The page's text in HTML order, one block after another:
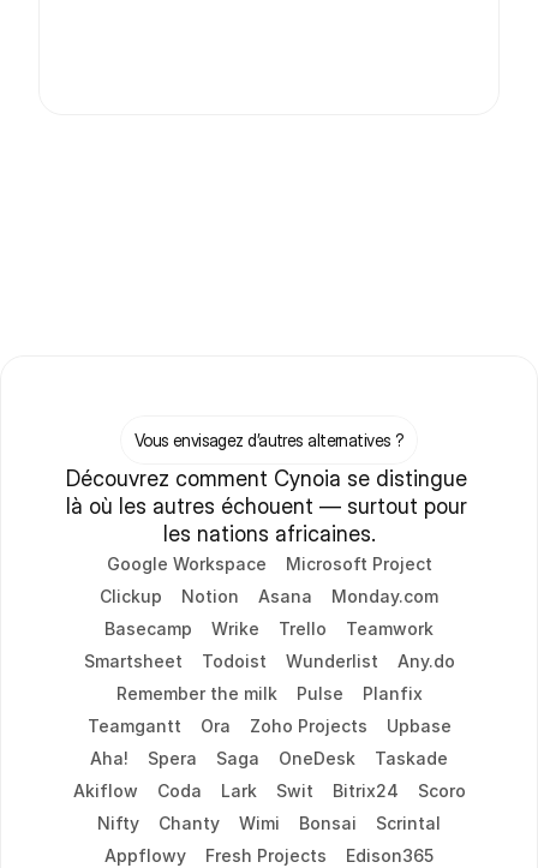
Vous envisagez d’autres alternatives ?
Découvrez comment Cynoia se distingue
là où les autres échouent — surtout pour
les nations africaines.
Google Workspace
Microsoft Project
Clickup
Notion Asana
Monday.com
Basecamp
Wrike Trello
Teamwork
Smartsheet
Todoist Wunderlist
Any.do
Remember the milk
Pulse
Planfix
Teamgantt
Ora Zoho Projects
Upbase
Aha!
Spera Saga OneDesk
Taskade
Akiflow
Coda Lark Swit Bitrix24
Scoro
Nifty
Chanty Wimi Bonsai
Scrintal
Appflowy
Fresh Projects
Edison365